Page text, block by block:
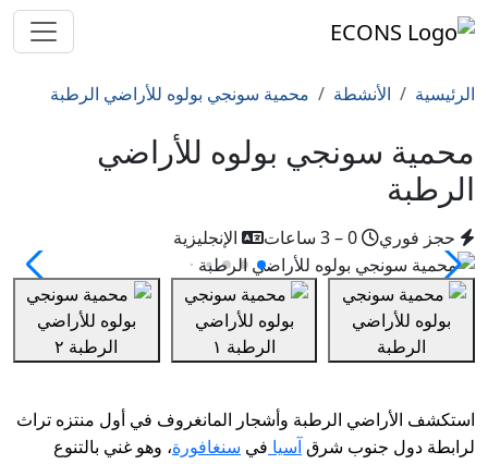
الرئيسية الأنشطة محمية سونجي بولوه للأراضي الرطبة
محمية سونجي بولوه للأراضي
الرطبة
حجز فوري الإنجليزية
استكشف الأراضي الرطبة وأشجار المانغروف في أول منتزه تراث
لرابطة دول جنوب شرق آسيا في سنغافورة، وهو غني بالتنوع